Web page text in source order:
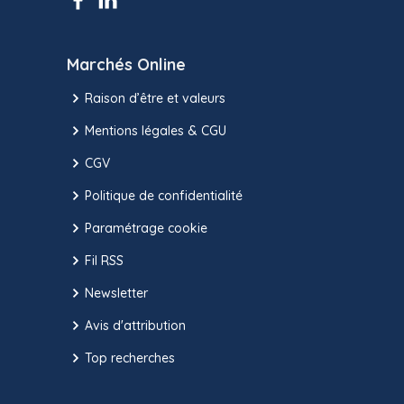
Marchés Online
Raison d’être et valeurs
Mentions légales & CGU
CGV
Politique de confidentialité
Paramétrage cookie
Fil RSS
Newsletter
Avis d'attribution
Top recherches